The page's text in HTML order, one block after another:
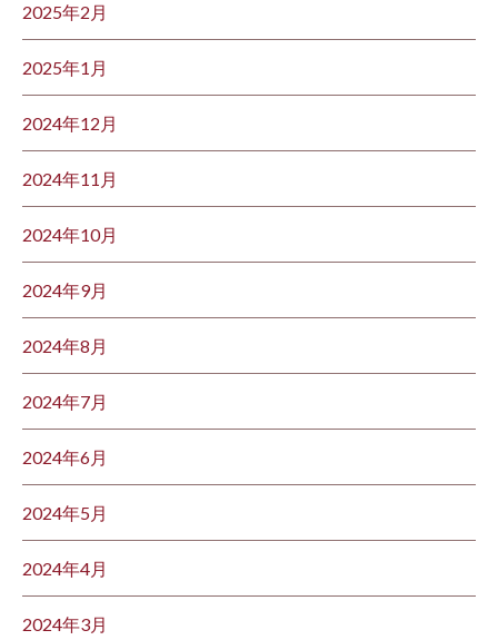
2025年2月
2025年1月
2024年12月
2024年11月
2024年10月
2024年9月
2024年8月
2024年7月
2024年6月
2024年5月
2024年4月
2024年3月